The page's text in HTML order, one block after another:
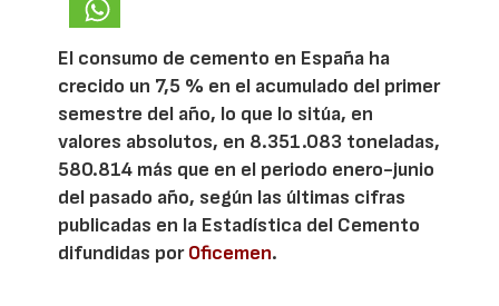
El consumo de cemento en España ha
crecido un 7,5 % en el acumulado del primer
semestre del año, lo que lo sitúa, en
valores absolutos, en 8.351.083 toneladas,
580.814 más que en el periodo enero-junio
del pasado año, según las últimas cifras
publicadas en la Estadística del Cemento
difundidas porOficemen.